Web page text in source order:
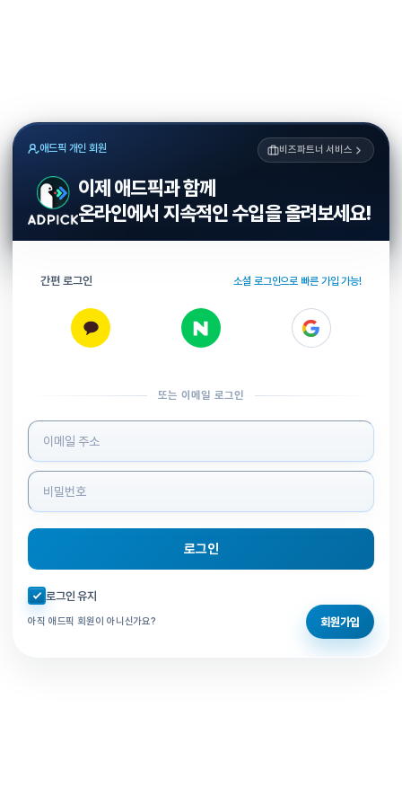
애드픽 개인 회원 비즈파트너 서비스
이제 애드픽과 함께
온라인에서 지속적인 수입을 올려보세요!
간편 로그인 소셜 로그인으로 빠른 가입 가능!
또는 이메일 로그인
로그인 정보 입력
로그인
자동로그인 체크
로그인 유지
아직 애드픽 회원이 아니신가요? 회원가입